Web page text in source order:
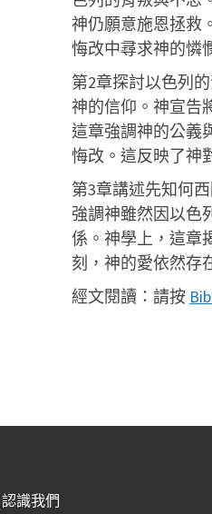
神仍願意施恩拯救
悔改中尋求神的憐
第2章探討以色列
神的信仰。神宣告
這章強調神的公義
悔改。這反映了神
第3章講述先知何
強調神雖然因以色
係。神學上，這章
刻，神的愛依然存
經文閱讀： 請按
認識我們